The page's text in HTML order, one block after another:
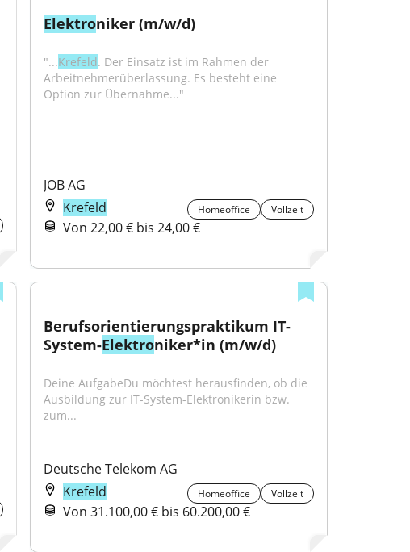
Elektroniker (m/w/d)
"...Krefeld. Der Einsatz ist im Rahmen der
Arbeitnehmerüberlassung. Es besteht eine
Option zur Übernahme..."
JOB AG
Krefeld
Homeoffice Vollzeit
Von 22,00 € bis 24,00 €
Berufsorientierungspraktikum IT-
System-Elektroniker*in (m/w/d)
Deine AufgabeDu möchtest herausfinden, ob die
Ausbildung zur IT-System-Elektronikerin bzw.
zum...
Deutsche Telekom AG
Krefeld
Homeoffice Vollzeit
Von 31.100,00 € bis 60.200,00 €